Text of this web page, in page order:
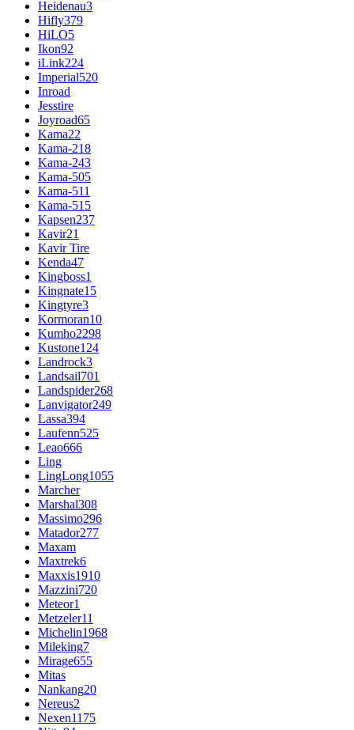
Heidenau3
Hifly379
HiLO5
Ikon92
iLink224
Imperial520
Inroad
Jesstire
Joyroad65
Kama22
Kama-218
Kama-243
Kama-505
Kama-511
Kama-515
Kapsen237
Kavir21
Kavir Tire
Kenda47
Kingboss1
Kingnate15
Kingtyre3
Kormoran10
Kumho2298
Kustone124
Landrock3
Landsail701
Landspider268
Lanvigator249
Lassa394
Laufenn525
Leao666
Ling
LingLong1055
Marcher
Marshal308
Massimo296
Matador277
Maxam
Maxtrek6
Maxxis1910
Mazzini720
Meteor1
Metzeler11
Michelin1968
Mileking7
Mirage655
Mitas
Nankang20
Nereus2
Nexen1175